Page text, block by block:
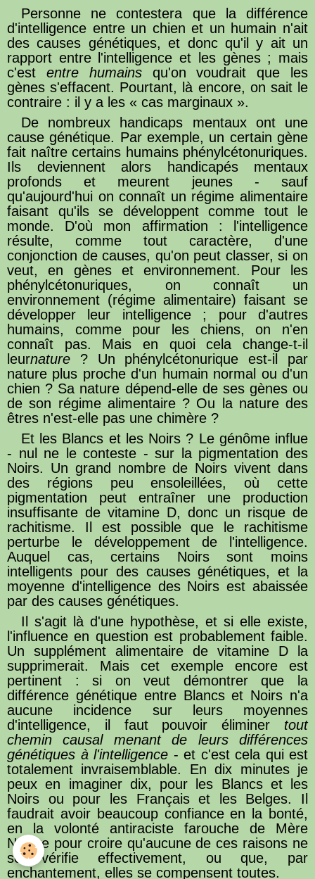
Personne ne contestera que la différence
d'intelligence entre un chien et un humain n'ait
des causes génétiques, et donc qu'il y ait un
rapport entre l'intelligence et les gènes ; mais
c'est entre humainsqu'on voudrait que les
gènes s'effacent. Pourtant, là encore, on sait le
contraire : il y a les « cas marginaux ».
De nombreux handicaps mentaux ont une
cause génétique. Par exemple, un certain gène
fait naître certains humains phénylcétonuriques.
Ils deviennent alors handicapés mentaux
profonds et meurent jeunes - sauf
qu'aujourd'hui on connaît un régime alimentaire
faisant qu'ils se développent comme tout le
monde. D'où mon affirmation : l'intelligence
résulte, comme tout caractère, d'une
conjonction de causes, qu'on peut classer, si on
veut, en gènes et environnement. Pour les
phénylcétonuriques, on connaît un
environnement (régime alimentaire) faisant se
développer leur intelligence ; pour d'autres
humains, comme pour les chiens, on n'en
connaît pas. Mais en quoi cela change-t-il
leurnature ? Un phénylcétonurique est-il par
nature plus proche d'un humain normal ou d'un
chien ? Sa nature dépend-elle de ses gènes ou
de son régime alimentaire ? Ou la nature des
êtres n'est-elle pas une chimère ?
Et les Blancs et les Noirs ? Le génôme influe
- nul ne le conteste - sur la pigmentation des
Noirs. Un grand nombre de Noirs vivent dans
des régions peu ensoleillées, où cette
pigmentation peut entraîner une production
insuffisante de vitamine D, donc un risque de
rachitisme. Il est possible que le rachitisme
perturbe le développement de l'intelligence.
Auquel cas, certains Noirs sont moins
intelligents pour des causes génétiques, et la
moyenne d'intelligence des Noirs est abaissée
par des causes génétiques.
Il s'agit là d'une hypothèse, et si elle existe,
l'influence en question est probablement faible.
Un supplément alimentaire de vitamine D la
supprimerait. Mais cet exemple encore est
pertinent : si on veut démontrer que la
différence génétique entre Blancs et Noirs n'a
aucune incidence sur leurs moyennes
d'intelligence, il faut pouvoir éliminer tout
chemin causal menant de leurs différences
génétiques à l'intelligence - et c'est cela qui est
totalement invraisemblable. En dix minutes je
peux en imaginer dix, pour les Blancs et les
Noirs ou pour les Français et les Belges. Il
faudrait avoir beaucoup confiance en la bonté,
en la volonté antiraciste farouche de Mère
Nature pour croire qu'aucune de ces raisons ne
se vérifie effectivement, ou que, par
enchantement, elles se compensent toutes.